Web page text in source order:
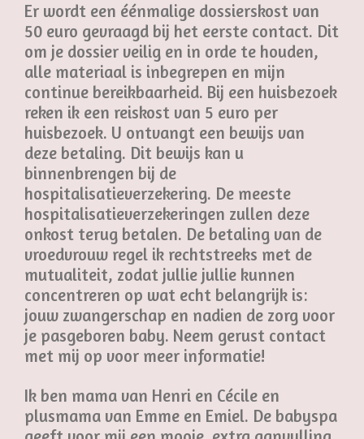
Er wordt een éénmalige dossierskost van
50 euro gevraagd bij het eerste contact. Dit
om je dossier veilig en in orde te houden,
alle materiaal is inbegrepen en mijn
continue bereikbaarheid. Bij een huisbezoek
reken ik een reiskost van 5 euro per
huisbezoek. U ontvangt een bewijs van
deze betaling. Dit bewijs kan u
binnenbrengen bij de
hospitalisatieverzekering. De meeste
hospitalisatieverzekeringen zullen deze
onkost terug betalen. De betaling van de
vroedvrouw regel ik rechtstreeks met de
mutualiteit, zodat jullie jullie kunnen
concentreren op wat echt belangrijk is:
jouw zwangerschap en nadien de zorg voor
je pasgeboren baby. Neem gerust contact
met mij op voor meer informatie!
Ik ben mama van Henri en Cécile en
plusmama van Emme en Emiel. De babyspa